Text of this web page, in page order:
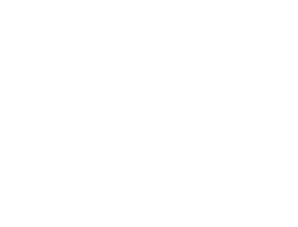
a le vent en poupe. Ainsi, les produits chimiques
ainsi de toutes les vertus du thé naturel :
dans le thé bio préservent du vieillissement
de vente de thé bio où les
sites spécialisés.
par leur caractère, leur délicatesse et leur saveur.